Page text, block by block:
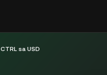
CTRL sa USD